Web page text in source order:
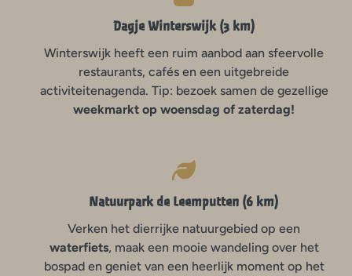
Dagje Winterswijk (3 km)
Winterswijk heeft een ruim aanbod aan sfeervolle
restaurants, cafés en een uitgebreide
activiteitenagenda. Tip: bezoek samen de gezellige
weekmarkt op woensdag of zaterdag!
Natuurpark de Leemputten (6 km)
Verken het dierrijke natuurgebied op een
waterfiets, maak een mooie wandeling over het
bospad en geniet van een heerlijk moment op het